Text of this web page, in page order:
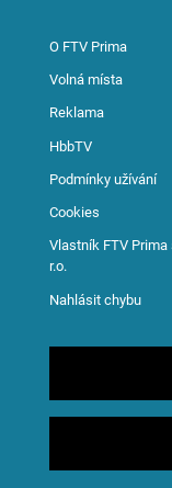
O FTV Prima
Volná místa
Reklama
HbbTV
Podmínky užívání
Cookies
Vlastník FTV Prima
r.o.
Nahlásit chybu